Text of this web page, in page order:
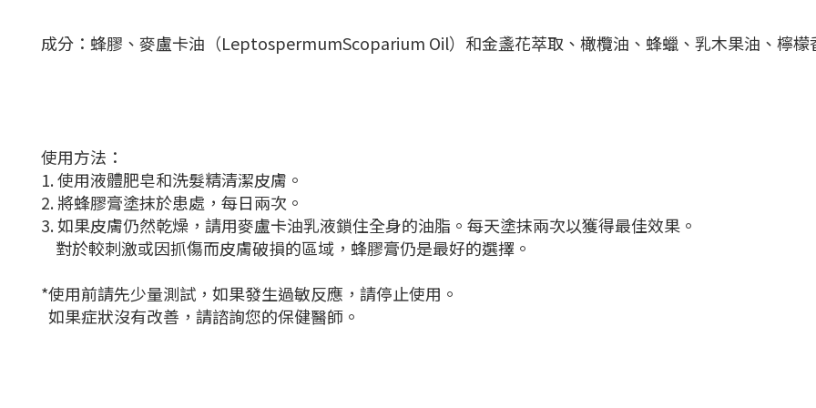
成分：蜂膠、麥盧卡油（LeptospermumScoparium Oil）和金盞花萃取、橄欖油、蜂蠟、乳木果油、檸檬
使用方法：
1. 使用液體肥皂和洗髮精清潔皮膚。
2. 將蜂膠膏塗抹於患處，每日兩次。
3. 如果皮膚仍然乾燥，請用麥盧卡油乳液鎖住全身的油脂。每天塗抹兩次以獲得最佳效果。
對於較刺激或因抓傷而皮膚破損的區域，蜂膠膏仍是最好的選擇。
*使用前請先少量測試，如果發生過敏反應，請停止使用。
如果症狀沒有改善，請諮詢您的保健醫師。